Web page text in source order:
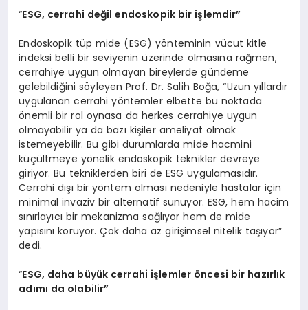
“ESG, cerrahi değil endoskopik bir işlemdir”
Endoskopik tüp mide (ESG) yönteminin vücut kitle
indeksi belli bir seviyenin üzerinde olmasına rağmen,
cerrahiye uygun olmayan bireylerde gündeme
gelebildiğini söyleyen Prof. Dr. Salih Boğa, “Uzun yıllardır
uygulanan cerrahi yöntemler elbette bu noktada
önemli bir rol oynasa da herkes cerrahiye uygun
olmayabilir ya da bazı kişiler ameliyat olmak
istemeyebilir. Bu gibi durumlarda mide hacmini
küçültmeye yönelik endoskopik teknikler devreye
giriyor. Bu tekniklerden biri de ESG uygulamasıdır.
Cerrahi dışı bir yöntem olması nedeniyle hastalar için
minimal invaziv bir alternatif sunuyor. ESG, hem hacim
sınırlayıcı bir mekanizma sağlıyor hem de mide
yapısını koruyor. Çok daha az girişimsel nitelik taşıyor”
dedi.
“ESG, daha büyük cerrahi işlemler öncesi bir hazırlık
adımı da olabilir”